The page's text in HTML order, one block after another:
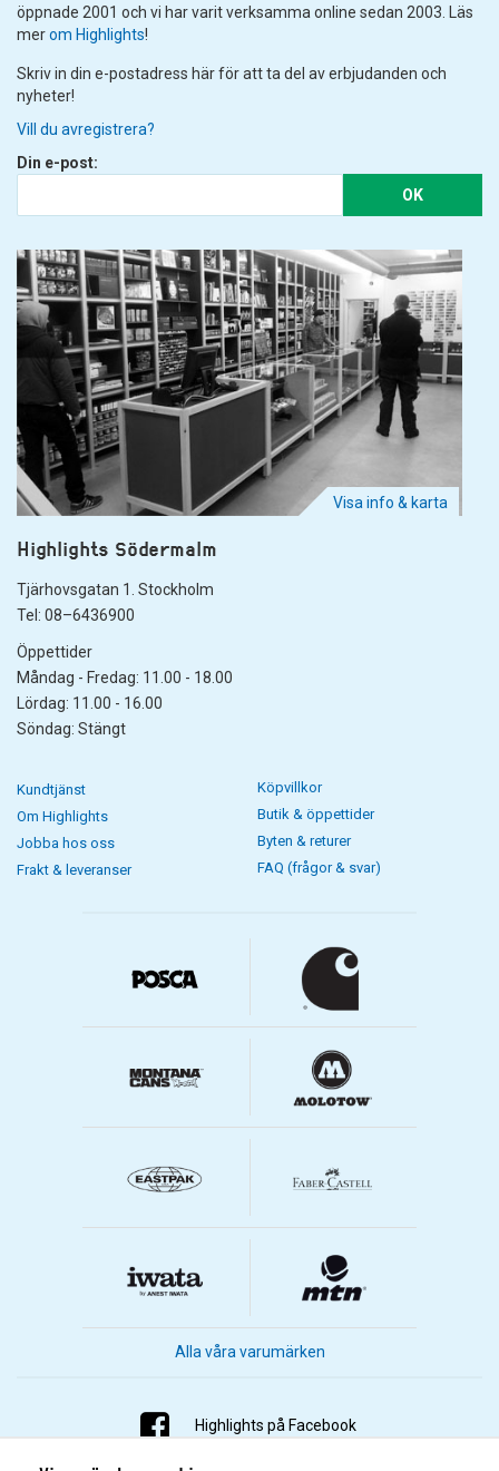
öppnade 2001 och vi har varit verksamma online sedan 2003. Läs
merom Highlights!
Skriv in din e-postadress här för att ta del av erbjudanden och
nyheter!
Vill du avregistrera?
Din e-post:
OK
Visa info & karta
Highlights Södermalm
Tjärhovsgatan 1. Stockholm
Tel: 08–6436900
Öppettider
Måndag - Fredag: 11.00 - 18.00
Lördag: 11.00 - 16.00
Söndag: Stängt
Kundtjänst
Om Highlights
Jobba hos oss
Frakt & leveranser
Köpvillkor
Butik & öppettider
Byten & returer
FAQ (frågor & svar)
Alla våra varumärken
Highlights på Facebook